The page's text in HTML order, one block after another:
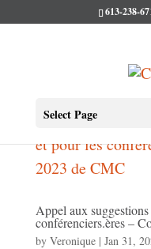
613-238-
Select Page
Appel aux
conférenciers.ères –
by Veronique| Jan 31,